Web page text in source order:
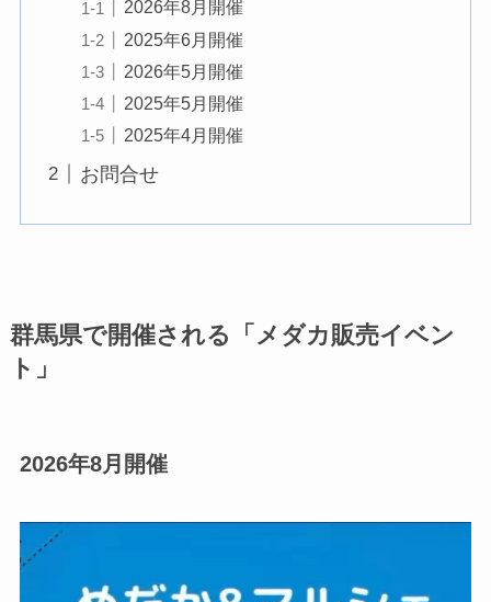
2026年8月開催
2025年6月開催
2026年5月開催
2025年5月開催
2025年4月開催
お問合せ
群馬県で開催される「メダカ販売イベン
ト」
2026年8月開催